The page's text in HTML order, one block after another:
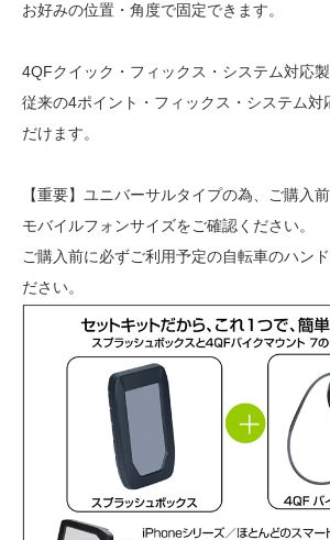
お好みの位置・角度で固定できます。
4QFクイック・フィックス・システム対応製
従来の4ポイント・フィックス・システム対
だけます。
【重要】ユニバーサルタイプの為、ご購入
モバイルフォンサイズをご確認ください。
ご購入前に必ずご利用予定の自転車のハン
ださい。